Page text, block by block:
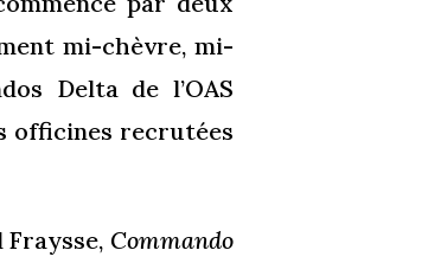
mi-chèvre, mi-
Delta de l’OAS
officines recrutées
Commando